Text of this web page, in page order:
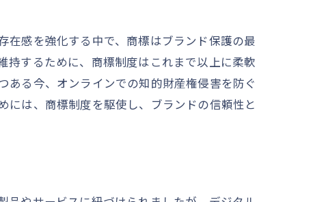
由
在感を強化する中で、商標はブランド保護の最
持するために、商標制度はこれまで以上に柔軟
る今、オンラインでの知的財産権侵害を防ぐ
は、商標制度を駆使し、ブランドの信頼性と